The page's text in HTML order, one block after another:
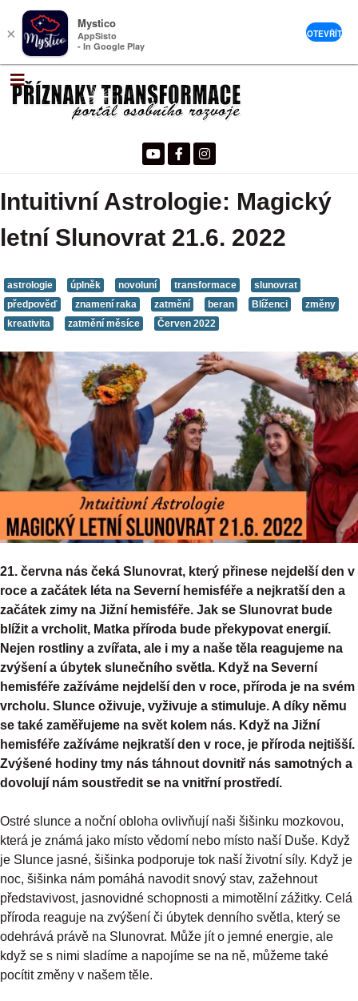
Intuitivní Astrologie: Magický
letní Slunovrat 21.6. 2022
astrologie úplněk novoluní transformace
slunovrat
předpověď
znamení raka zatmění beran Blíženci
změny
kreativita
zatmění měsíce Červen 2022
21. června nás čeká Slunovrat, který přinese nejdelší den v
roce a začátek léta na Severní hemisféře a nejkratší den a
začátek zimy na Jižní hemisféře. Jak se Slunovrat bude
blížit a vrcholit, Matka příroda bude překypovat energií.
Nejen rostliny a zvířata, ale i my a naše těla reagujeme na
zvýšení a úbytek slunečního světla. Když na Severní
hemisféře zažíváme nejdelší den v roce, příroda je na svém
vrcholu. Slunce oživuje, vyživuje a stimuluje. A díky němu
se také zaměřujeme na svět kolem nás. Když na Jižní
hemisféře zažíváme nejkratší den v roce, je příroda nejtišší.
Zvýšené hodiny tmy nás táhnout dovnitř nás samotných a
dovolují nám soustředit se na vnitřní prostředí.
Ostré slunce a noční obloha ovlivňují naši šišinku mozkovou,
která je známá jako místo vědomí nebo místo naší Duše. Když
je Slunce jasné, šišinka podporuje tok naší životní síly. Když je
noc, šišinka nám pomáhá navodit snový stav, zažehnout
představivost, jasnovidné schopnosti a mimotělní zážitky. Celá
příroda reaguje na zvýšení či úbytek denního světla, který se
odehrává právě na Slunovrat. Může jít o jemné energie, ale
když se s nimi sladíme a napojíme se na ně, můžeme také
pocítit změny v našem těle.
×
Mystico
AppSisto
- In Google Play
OTEVŘÍT